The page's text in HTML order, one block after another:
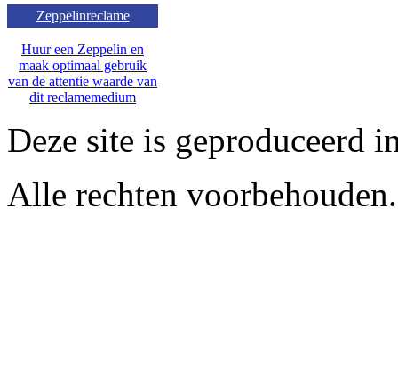
Zeppelinreclame
Huur een Zeppelin en
maak optimaal gebruik
van de attentie waarde van
dit reclamemedium
Deze site is geproduceerd
Alle rechten